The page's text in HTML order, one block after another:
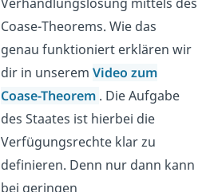
Coase-Theorems. Wie das
genau funktioniert erklären wir
dir in unseremVideo zum
Coase-Theorem . Die Aufgabe
des Staates ist hierbei die
Verfügungsrechte klar zu
definieren. Denn nur dann kann
bei geringen